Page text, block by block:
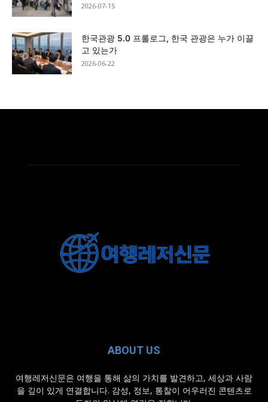
2026-07-15
한국관광 5.0 프롤로그, 한국 관광은 누가 이끌
고 있는가
2026-06-22
ABOUT US
여행레저신문은 여행을 통해 삶의 가치를 발견하고, 세상과 사람
을 깊이 있게 연결합니다. 감성, 정보, 통찰이 어우러진 콘텐츠로